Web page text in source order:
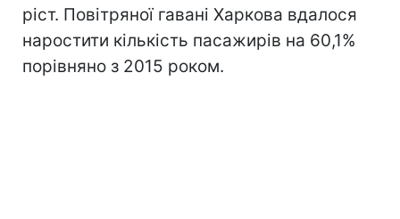
ріст. Повітряної гавані Харкова вдалося
наростити кількість пасажирів на 60,1%
порівняно з 2015 роком.